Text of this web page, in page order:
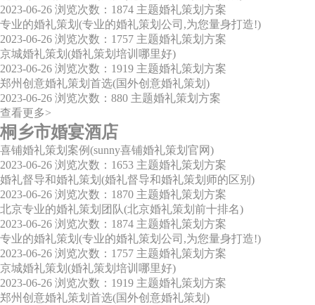
2023-06-26 浏览次数：1874 主题婚礼策划方案
专业的婚礼策划(专业的婚礼策划公司,为您量身打造!)
2023-06-26 浏览次数：1757 主题婚礼策划方案
京城婚礼策划(婚礼策划培训哪里好)
2023-06-26 浏览次数：1919 主题婚礼策划方案
郑州创意婚礼策划首选(国外创意婚礼策划)
2023-06-26 浏览次数：880 主题婚礼策划方案
查看更多>
桐乡市婚宴酒店
喜铺婚礼策划案例(sunny喜铺婚礼策划官网)
2023-06-26 浏览次数：1653 主题婚礼策划方案
婚礼督导和婚礼策划(婚礼督导和婚礼策划师的区别)
2023-06-26 浏览次数：1870 主题婚礼策划方案
北京专业的婚礼策划团队(北京婚礼策划前十排名)
2023-06-26 浏览次数：1874 主题婚礼策划方案
专业的婚礼策划(专业的婚礼策划公司,为您量身打造!)
2023-06-26 浏览次数：1757 主题婚礼策划方案
京城婚礼策划(婚礼策划培训哪里好)
2023-06-26 浏览次数：1919 主题婚礼策划方案
郑州创意婚礼策划首选(国外创意婚礼策划)